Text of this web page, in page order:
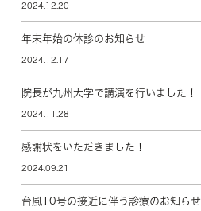
2024.12.20
年末年始の休診のお知らせ
2024.12.17
院長が九州大学で講演を行いました！
2024.11.28
感謝状をいただきました！
2024.09.21
台風10号の接近に伴う診療のお知らせ